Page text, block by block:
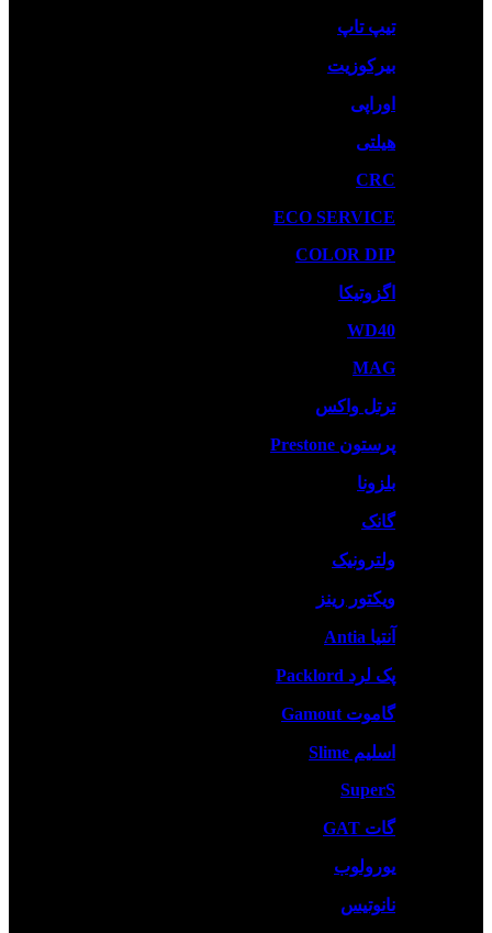
تیپ تاپ
بیرکوزیت
اوراپی
هیلتی
CRC
ECO SERVICE
COLOR DIP
اگزوتیکا
WD40
MAG
ترتل واکس
پرستون Prestone
بلزونا
گانک
ولترونیک
ویکتور رینز
آنتیا Antia
پک لرد Packlord
گاموت Gamout
اسلیم Slime
SuperS
گات GAT
یورولوب
نانوتیس